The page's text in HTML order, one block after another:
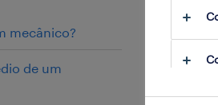
mecânico?
de um